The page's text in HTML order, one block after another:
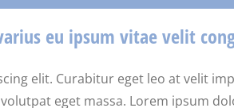
eu ipsum vitae velit
elit. Curabitur eget leo at velit
eget massa. Lorem ipsum